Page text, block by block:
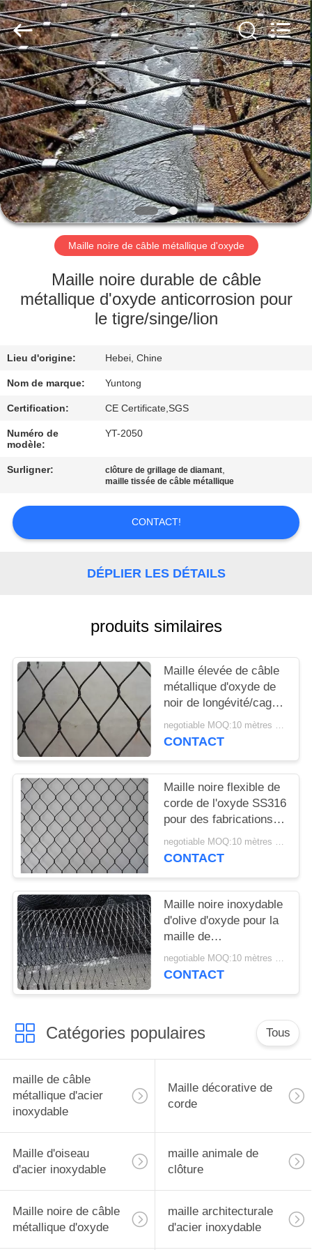
MAISON
PRODUITS
AU
SUJET
DE
NOUS
VISITE
D'USINE
DE
QUALITÉ
CONTACTEZ-
NOUS
DEMANDEZ
DU
SITE
PRIVACY
POLICY
Anping
Yuntong
Metal
Mesh
Co.,
Ltd..
All
Rights
Reserved.
Maille noire de câble métallique d'oxyde
Maille noire durable de câble
métallique d'oxyde anticorrosion pour
le tigre/singe/lion
Lieu d'origine: Hebei, Chine
Nom de marque: Yuntong
Certification: CE Certificate,SGS
Numéro de
modèle:
YT-2050
Surligner: clôture de grillage de diamant,
maille tissée de câble métallique
CONTACT!
DÉPLIER LES DÉTAILS
produits similaires
Maille élevée de câble
métallique d'oxyde de
noir de longévité/cage
à oiseaux animale
clôturant le CE
negotiable MOQ:10 mètres carrés
CONTACT
Maille noire flexible de
corde de l'oxyde SS316
pour des fabrications
de volière de singe et
d'oiseau
negotiable MOQ:10 mètres carrés
CONTACT
Maille noire inoxydable
d'olive d'oxyde pour la
maille de
zoo/installation de
balustrade/fabrication
negotiable MOQ:10 mètres carrés
CONTACT
Catégories populaires Tous
maille de câble
métallique d'acier
inoxydable
Maille décorative de
corde
Maille d'oiseau
d'acier inoxydable
maille animale de
clôture
Maille noire de câble
métallique d'oxyde
maille architecturale
d'acier inoxydable